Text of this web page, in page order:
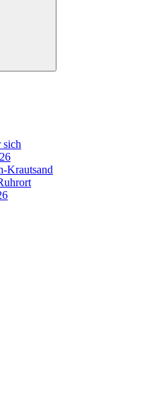
sich
Krautsand